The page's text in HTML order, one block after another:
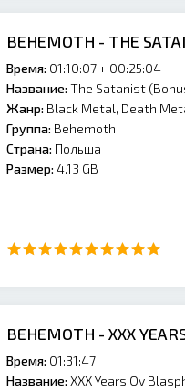
BEHEMOTH - THE
Время: 01:10:07 + 00:25:04
Название: The Satanist
Жанр: Black Metal, Death
Группа: Behemoth
Страна: Польша
Размер: 4.13 GB
BEHEMOTH - XXX
Время: 01:31:47
Название: XXX Years Ov